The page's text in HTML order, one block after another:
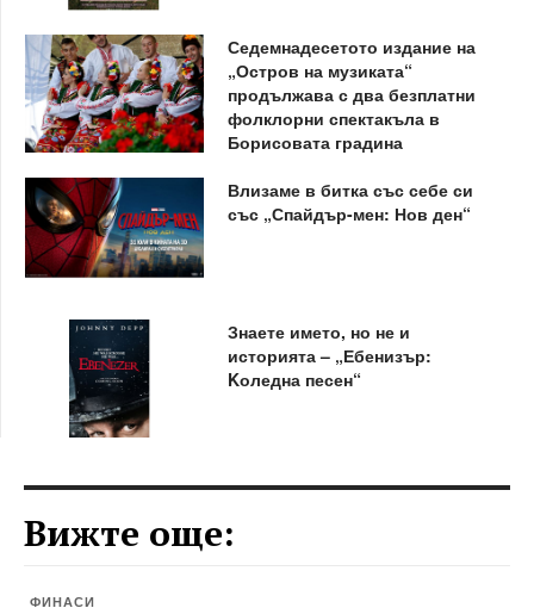
Седемнадесетото издание на
„Остров на музиката“
продължава с два безплатни
фолклорни спектакъла в
Борисовата градина
Влизаме в битка със себе си
със „Спайдър-мен: Нов ден“
Знаете името, но не и
историята – „Ебенизър:
Kоледна песен“
Вижте още:
ФИНАСИ